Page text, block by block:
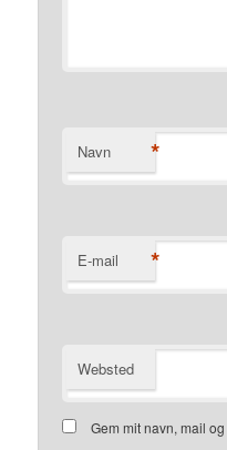
Navn *
E-mail *
Websted
Gem mit navn, mail